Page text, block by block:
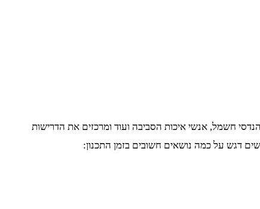
חשמל, אנשי איכות הסביבה ועוד ומרכזים את הדרישות
דגש על כמה נושאים חשובים בזמן התכנון: